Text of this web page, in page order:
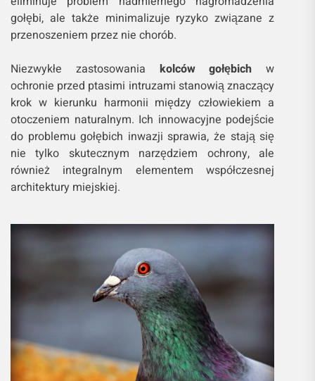
gołębi, ale także minimalizuje ryzyko związane z
przenoszeniem przez nie chorób.
Niezwykłe zastosowania kolców gołębich w
ochronie przed ptasimi intruzami stanowią znaczący
krok w kierunku harmonii między człowiekiem a
otoczeniem naturalnym. Ich innowacyjne podejście
do problemu gołębich inwazji sprawia, że stają się
nie tylko skutecznym narzędziem ochrony, ale
również integralnym elementem współczesnej
architektury miejskiej.